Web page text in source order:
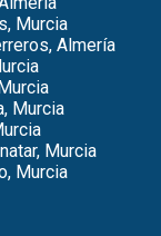
Murcia
Almería
Murcia
Murcia
Murcia